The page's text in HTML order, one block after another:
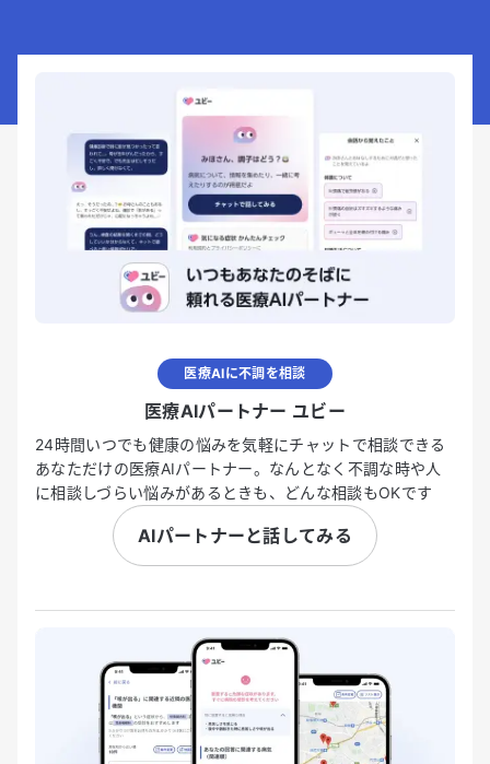
医療AIに不調を相談
医療AIパートナー ユビー
24時間いつでも健康の悩みを気軽にチャットで相談できる
あなただけの医療AIパートナー。なんとなく不調な時や人
に相談しづらい悩みがあるときも、どんな相談もOKです
AIパートナーと話してみる